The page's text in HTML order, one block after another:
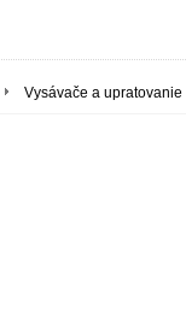
Vysávače a upratovanie